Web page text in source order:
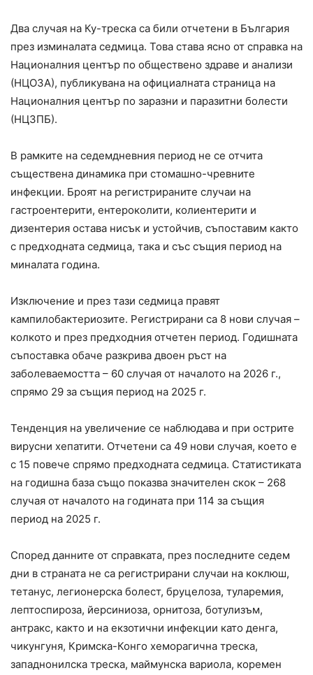
Два случая на Ку-треска са били отчетени в България
през изминалата седмица. Това става ясно от справка на
Националния център по обществено здраве и анализи
(НЦОЗА), публикувана на официалната страница на
Националния център по заразни и паразитни болести
(НЦЗПБ).
В рамките на седемдневния период не се отчита
съществена динамика при стомашно-чревните
инфекции. Броят на регистрираните случаи на
гастроентерити, ентероколити, колиентерити и
дизентерия остава нисък и устойчив, съпоставим както
с предходната седмица, така и със същия период на
миналата година.
Изключение и през тази седмица правят
кампилобактериозите. Регистрирани са 8 нови случая –
колкото и през предходния отчетен период. Годишната
съпоставка обаче разкрива двоен ръст на
заболеваемостта – 60 случая от началото на 2026 г.,
спрямо 29 за същия период на 2025 г.
Тенденция на увеличение се наблюдава и при острите
вирусни хепатити. Отчетени са 49 нови случая, което е
с 15 повече спрямо предходната седмица. Статистиката
на годишна база също показва значителен скок – 268
случая от началото на годината при 114 за същия
период на 2025 г.
Според данните от справката, през последните седем
дни в страната не са регистрирани случаи на коклюш,
тетанус, легионерска болест, бруцелоза, туларемия,
лептоспироза, йерсиниоза, орнитоза, ботулизъм,
антракс, както и на екзотични инфекции като денга,
чикунгуня, Кримска-Конго хеморагична треска,
западнонилска треска, маймунска вариола, коремен